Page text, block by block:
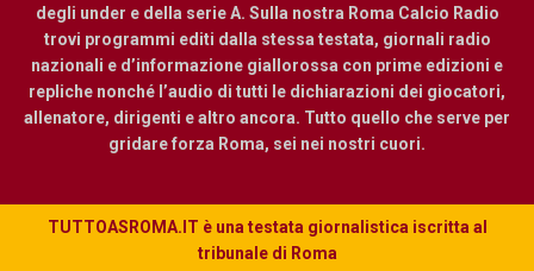
degli under e della serie A. Sulla nostra Roma Calcio Radio
trovi programmi editi dalla stessa testata, giornali radio
nazionali e d’informazione giallorossa con prime edizioni e
repliche nonché l’audio di tutti le dichiarazioni dei giocatori,
allenatore, dirigenti e altro ancora. Tutto quello che serve per
gridare forza Roma, sei nei nostri cuori.
TUTTOASROMA.IT è una testata giornalistica iscritta al
tribunale di Roma